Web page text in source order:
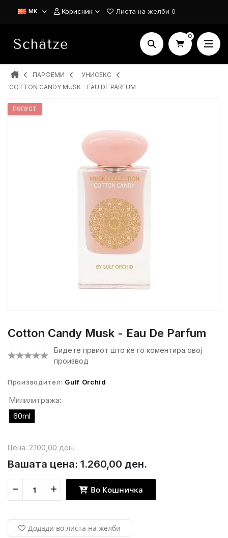
MK Корисник Листа на желби 0
0
ПАРФЕМИ
УНИСЕКС
COTTON CANDY MUSK - EAU DE PARFUM
ПОПУСТ
Cotton Candy Musk - Eau De Parfum
Бидете првиот што ќе го коментира овој
производ
Производител: Gulf Orchid
Милилитража:
60ml
Цена: 2.100,00 ден.
Вашата цена: 1.260,00 ден.
Во Кошничка
Додади во листа на желби